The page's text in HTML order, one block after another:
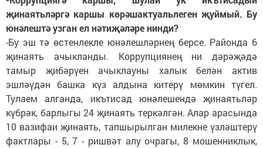
җинаятьләргә каршы көрәшактуальлеген җуймый. Бу
юнәлештә узган ел нәтиҗәләре нинди?
-Бу эш тә өстенлекле юнәлешләрнең берсе. Районда 6
җинаять ачыкланды. Коррупциянең ни дәрәҗәдә
тамыр җибәрүен ачыклауны халык белән актив
эшләүдән башка күз алдына китерү мөмкин түгел.
Тулаем алганда, икътисад юнәлешендә җинаятьләр
күбрәк, барлыгы 24 җинаять теркәлгән. Алар арасында
10 вазифаи җинаять, тапшырылган милекне үзләштерү
фактлары - 5, 7 - ришвәт алу очрагы, 8 мошенниклык,